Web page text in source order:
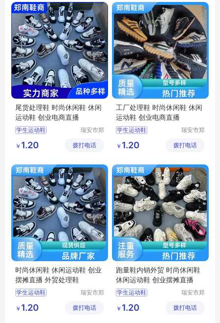
尾货处理鞋 时尚休闲鞋 休闲
运动鞋 创业电商直播
学生运动鞋
男款运动鞋
休闲运动鞋
瑞安市郑
（个体工
￥ 1.20 拨打电话
工厂处理鞋 时尚休闲鞋 休闲
运动鞋 创业电商直播
学生运动鞋
轻便运动鞋
杂款男女跑鞋
瑞安市郑
（个体工
￥ 1.20 拨打电话
时尚休闲鞋 休闲运动鞋 创业
摆摊直播 外贸处理鞋
学生运动鞋
轻便运动鞋
瑞安市郑
（个体工
￥ 1.20 拨打电话
跑量鞋内销外贸 时尚休闲鞋
休闲运动鞋 创业摆摊直播
学生运动鞋
男款运动鞋
瑞安市郑
（个体工
￥ 1.20 拨打电话